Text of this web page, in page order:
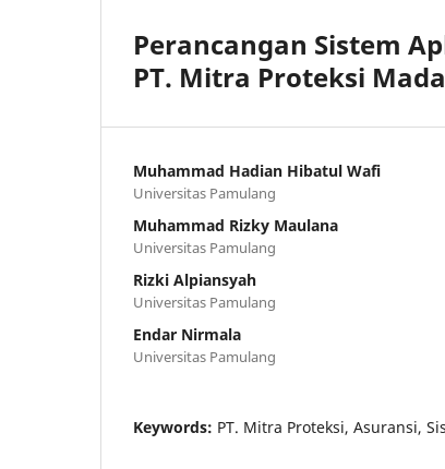
Perancangan Sistem
PT. Mitra Proteksi
Muhammad Hadian Hibatul Wafi
Universitas Pamulang
Muhammad Rizky Maulana
Universitas Pamulang
Rizki Alpiansyah
Universitas Pamulang
Endar Nirmala
Universitas Pamulang
Keywords: PT. Mitra Proteksi, Asuransi,